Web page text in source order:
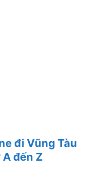
đi Vũng Tàu
đến Z